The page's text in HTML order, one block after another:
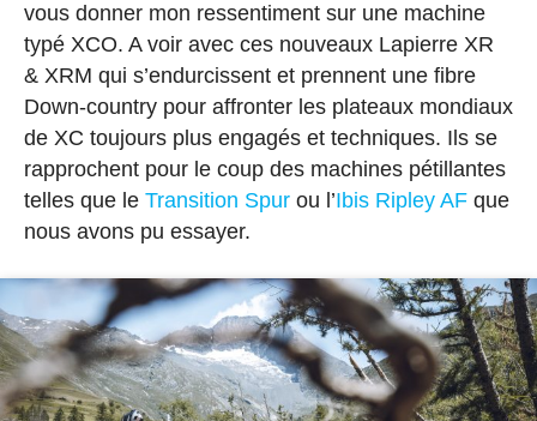
vous donner mon ressentiment sur une machine
typé XCO. A voir avec ces nouveaux Lapierre XR
& XRM qui s’endurcissent et prennent une fibre
Down-country pour affronter les plateaux mondiaux
de XC toujours plus engagés et techniques. Ils se
rapprochent pour le coup des machines pétillantes
telles que le Transition Spur ou l’Ibis Ripley AF que
nous avons pu essayer.